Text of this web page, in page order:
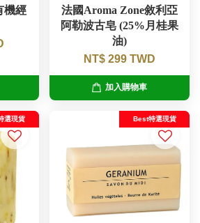
機經
法國Aroma Zone敘利亞
阿勒波古皂 (25%月桂果
油)
NT$ 299 TWD
加入購物車
選現貨 Best特選現貨